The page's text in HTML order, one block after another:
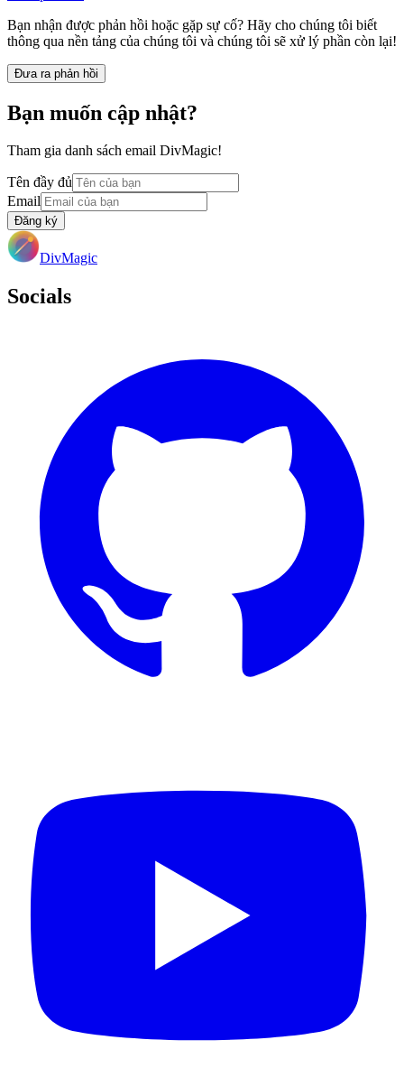
Bạn nhận được phản hồi hoặc gặp sự cố? Hãy cho chúng tôi biết
thông qua nền tảng của chúng tôi và chúng tôi sẽ xử lý phần còn lại!
Đưa ra phản hồi
Bạn muốn cập nhật?
Tham gia danh sách email DivMagic!
Tên đầy đủ
Email
Đăng ký
DivMagic
Socials